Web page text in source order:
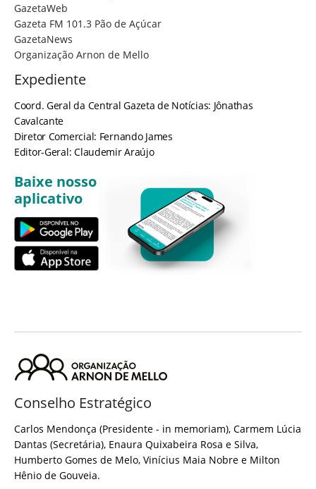
GazetaWeb
Gazeta FM 101.3 Pão de Açúcar
GazetaNews
Organização Arnon de Mello
Expediente
Coord. Geral da Central Gazeta de Notícias: Jônathas
Cavalcante
Diretor Comercial: Fernando James
Editor-Geral: Claudemir Araújo
Baixe nosso
aplicativo
Conselho Estratégico
Carlos Mendonça (Presidente - in memoriam), Carmem Lúcia
Dantas (Secretária), Enaura Quixabeira Rosa e Silva,
Humberto Gomes de Melo, Vinícius Maia Nobre e Milton
Hênio de Gouveia.